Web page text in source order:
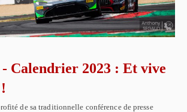
Calendrier 2023 : Et vive
de sa traditionnelle conférence de presse